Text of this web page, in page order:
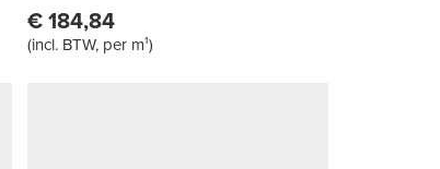
€ 184,84
(incl. BTW, per m¹)